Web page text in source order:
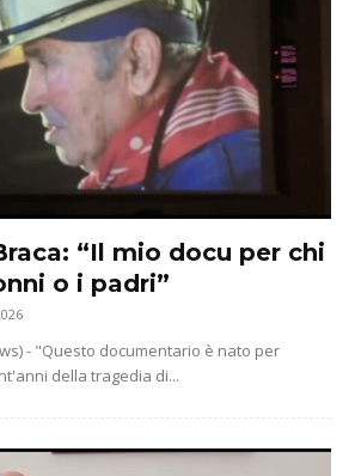
“Il mio docu per chi
o i padri”
- "Questo documentario è nato per
della tragedia di...